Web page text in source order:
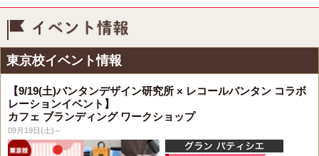
東京校イベント情報
【9/19(土)バンタンデザイン研究所 × レコールバンタン コラボ
レーションイベント】
カフェ ブランディング ワークショップ
09月19日(土)～